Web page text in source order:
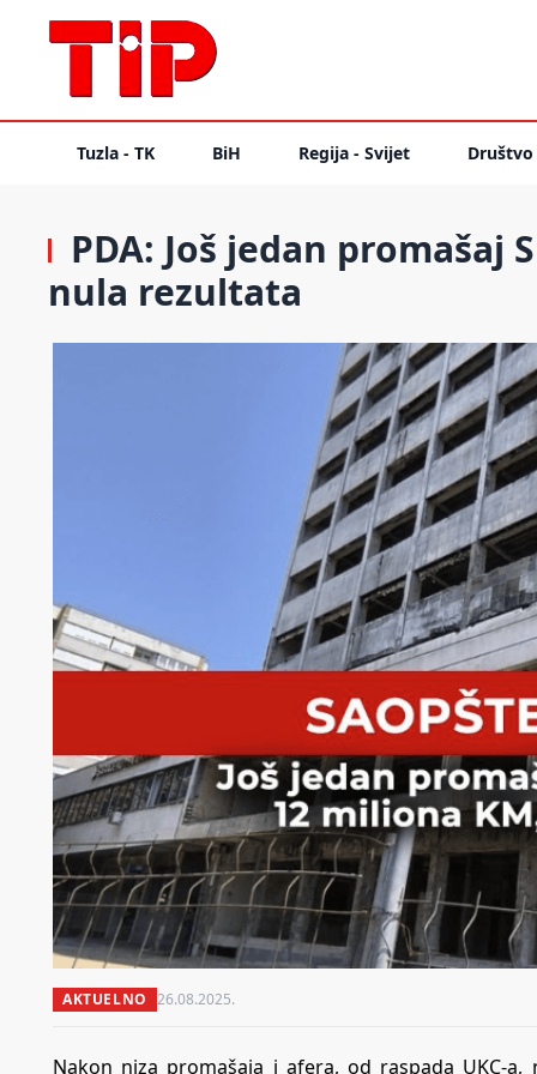
Tuzla - TK BiH Regija - Svijet Društvo
PDA: Još jedan promašaj
nula rezultata
AKTUELNO 26.08.2025.
Nakon niza promašaja i afera, od raspada UKC-